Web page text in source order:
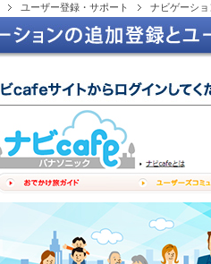
ユーザー登録・サポート ナビゲーシ